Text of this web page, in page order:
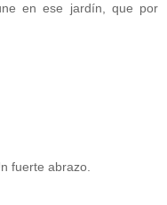
en ese jardín, que por
fuerte abrazo.